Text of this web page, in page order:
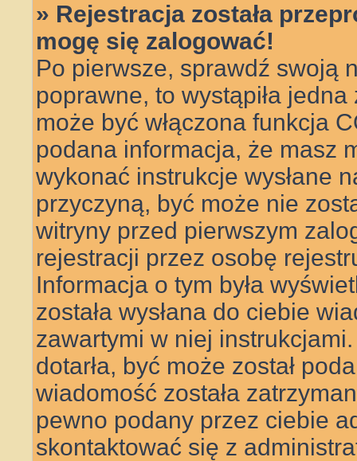
» Rejestracja została
mogę się zalogować!
Po pierwsze, sprawdź swoją
poprawne, to wystąpiła
może być włączona funkcja
podana informacja, że masz
wykonać instrukcje wysłane
przyczyną, być może nie
witryny przed pierwszym
rejestracji przez osobę
Informacja o tym była
została wysłana do ciebie
zawartymi w niej
dotarła, być może został
wiadomość została
pewno podany przez ciebie
skontaktować się z